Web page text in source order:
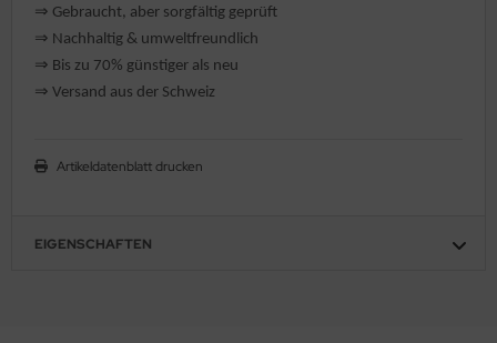
⇒ ️ Gebraucht, aber sorgfältig geprüft
⇒ ️ Nachhaltig & umweltfreundlich
⇒ Bis zu 70% günstiger als neu
⇒ ️ Versand aus der Schweiz
Artikeldatenblatt drucken
EIGENSCHAFTEN